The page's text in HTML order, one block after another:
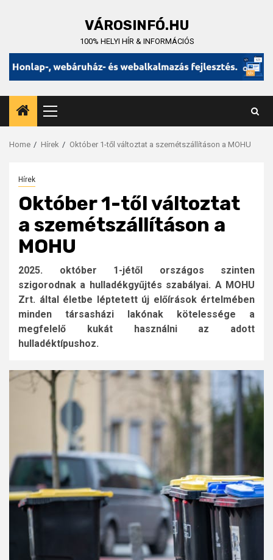
VÁROSINFÓ.HU
100% HELYI HÍR & INFORMÁCIÓS
Primary
Menu
Home Hírek Október 1-től változtat a szemétszállításon a MOHU
Hírek
Október 1-től változtat
a szemétszállításon a
MOHU
2025. október 1-jétől országos szinten
szigorodnak a hulladékgyűjtés szabályai. A MOHU
Zrt. által életbe léptetett új előírások értelmében
minden társasházi lakónak kötelessége a
megfelelő kukát használni az adott
hulladéktípushoz.